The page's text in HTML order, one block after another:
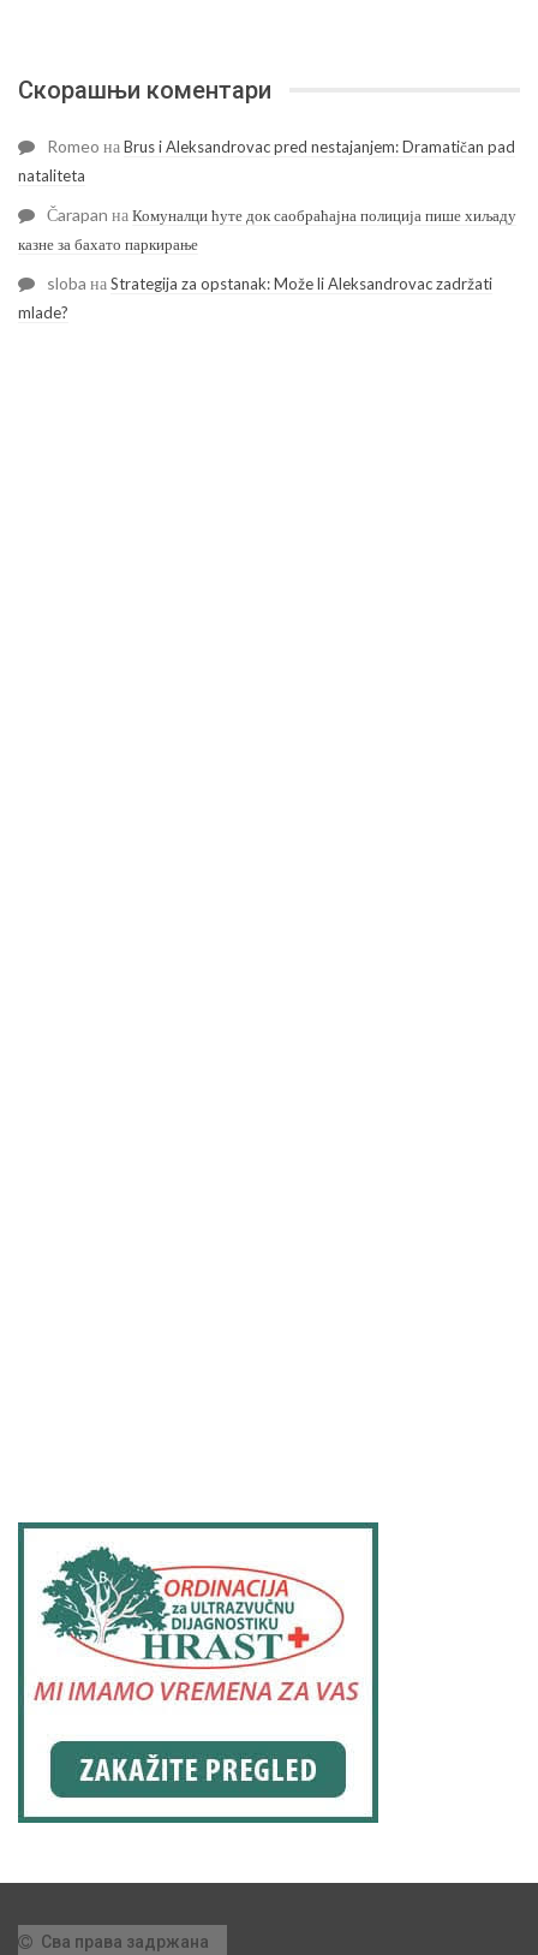
Скорашњи коментари
Romeo наBrus i Aleksandrovac pred nestajanjem: Dramatičan pad
nataliteta
Čarapan наКомуналци ћуте док саобраћајна полиција пише хиљаду
казне за бахато паркирање
sloba наStrategija za opstanak: Može li Aleksandrovac zadržati
mlade?
Сва права задржана